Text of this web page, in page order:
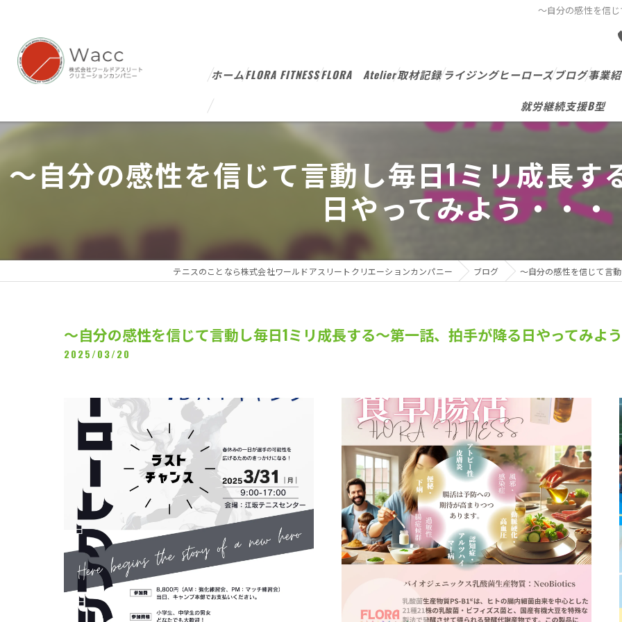
～自分の感性を信
ホームFLORA FITNESSFLORA Atelier取材記録ライジングヒーローズブログ事業
就労継続支援B型
～自分の感性を信じて言動し毎日1ミリ成長す
日やってみよう・・・
テニスのことなら株式会社ワールドアスリートクリエーションカンパニー ブログ ～自分の感性を信じて言
～自分の感性を信じて言動し毎日1ミリ成長する～第一話、拍手が降る日やってみよ
2025/03/20